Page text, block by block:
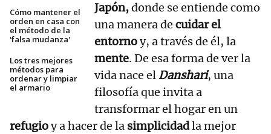
Cómo mantener el
orden en casa con
el método de la
'falsa mudanza'
Los tres mejores
métodos para
ordenar y limpiar
el armario
Japón,donde se entiende como
una manera de cuidar el
entornoy, a través de él, la
mente. De esa forma de ver la
vida nace elDanshari, una
filosofía que invita a
transformar el hogar en un
refugioy a hacer de la simplicidadla mejor